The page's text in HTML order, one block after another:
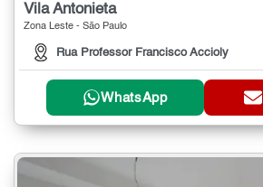
Vila Antonieta
Zona Leste - São Paulo
Rua Professor Francisco Accioly
WhatsApp